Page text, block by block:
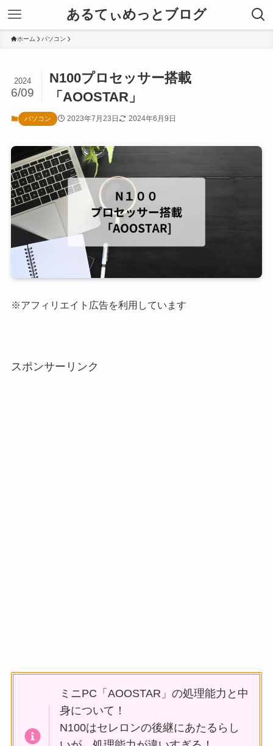
あるてぃめっとブログ
ホーム パソコン
N100プロセッサー搭載
「AOOSTAR」
2024
6/09
パソコン 2023年7月23日 2024年6月9日
※アフィリエイト広告を利用しています
スポンサーリンク
ミニPC「AOOSTAR」の処理能力と中
身について！
N100はセレロンの後継にあたるらし